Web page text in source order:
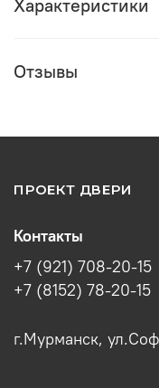
Характеристики
Отзывы
ПРОЕКТ ДВЕРИ
Контакты
+7 (921) 708-20-15
+7 (8152) 78-20-15
г.Мурманск,